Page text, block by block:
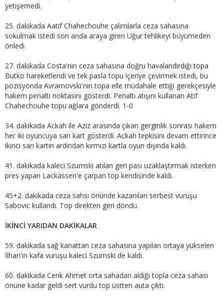
yetişemedi.
25. dakikada Aatif Chahechouhe çalımlarla ceza sahasına
sokulmak istedi son anda araya giren Uğur tehlikeyi büyümeden
önledi.
27. dakikada Costa'nın ceza sahasına doğru havalandırdığı topa
Butko hareketlendi ve tek pasla topu içeriye çevirmek istedi, bu
pozisyonda Avramovski'nin topa elle müdahale ettiği gerekçesiyle
hakem penaltı noktasını gösterdi. Penaltı atışını kullanan Atif
Chahechouhe topu ağlara gönderdi. 1-0
34. dakikada Ackah ile Aziz arasında çıkan gerginlik sonrası hakem
her iki oyuncuya sarı kart gösterdi. Ackah tepkisini devam ettirince
ikinci sarı kartın ardından kırmızı kartla oyun dışında kaldı.
41. dakikada kaleci Szumski atılan geri pası uzaklaştırmak isterken
pres yapan Lackassen'e çarpan top kendisinde kaldı.
45+2. dakikada ceza sahsı önünde kazanılan serbest vuruşu
Sabovic kullandı. Top direkten geri döndü.
İKİNCİ YARIDAN DAKİKALAR
59. dakikada sağ kanattan ceza sahasına yapılan ortaya yükselen
İlhan'ın kafa vuruşu kaleci Szumski de kaldı.
60. dakikada Cenk Ahmet orta sahadan aldığı topla ceza sahası
önüne kadar geldi sert vurdu top üstten auta çıktı.